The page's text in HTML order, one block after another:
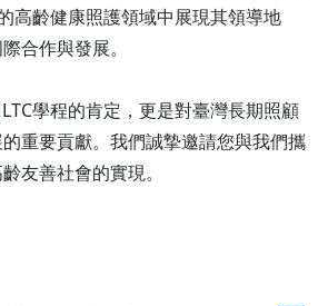
高齡健康照護領域中展現其領導地
合作與發展。
學程的肯定，更是對臺灣長期照顧
重要貢獻。我們誠摯邀請您與我們攜
友善社會的實現。